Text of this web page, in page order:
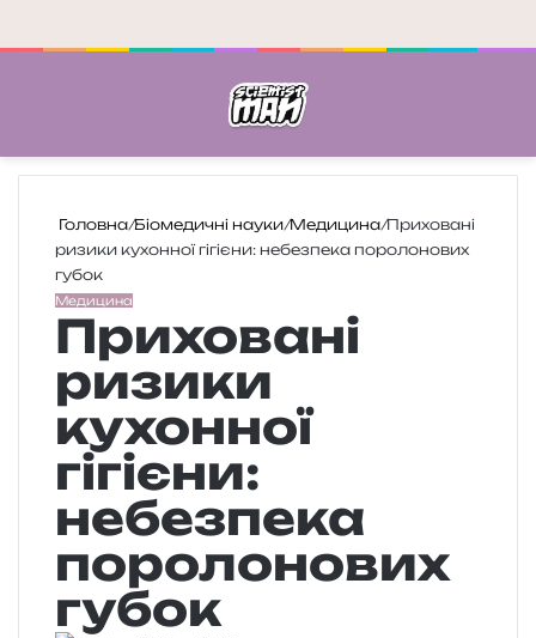
Головна/Біомедичні науки/Медицина/Приховані
ризики кухонної гігієни: небезпека поролонових
губок
Медицина
Приховані
ризики
кухонної
гігієни:
небезпека
поролонових
губок